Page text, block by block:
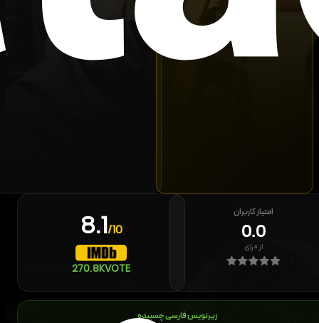
8.1/10
270.8KVOTE
امتیاز کاربران
0.0
از۰رای
زیرنویس فارسی چسبیده